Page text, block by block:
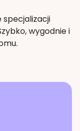
wygodnie i